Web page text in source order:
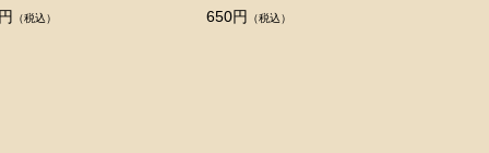
（税込）
650円 （税込）